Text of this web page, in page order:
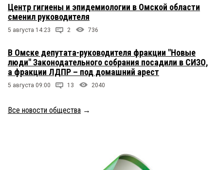
Центр гигиены и эпидемиологии в Омской области
сменил руководителя
5 августа 14:23 2 736
В Омске депутата-руководителя фракции "Новые
люди" Законодательного собрания посадили в СИЗО,
а фракции ЛДПР – под домашний арест
5 августа 09:00 13 2040
Все новости общества →